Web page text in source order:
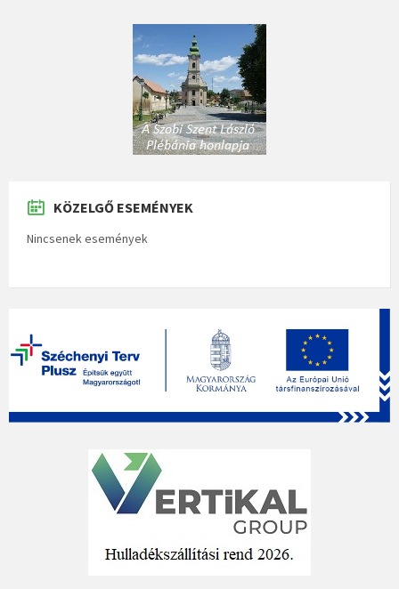
KÖZELGŐ ESEMÉNYEK
Nincsenek események